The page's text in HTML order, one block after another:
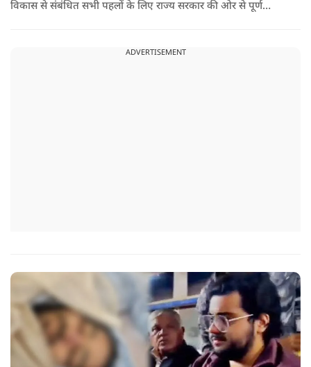
विकास से संबंधित सभी पहलों के लिए राज्य सरकार की ओर से पूर्ण
ADVERTISEMENT